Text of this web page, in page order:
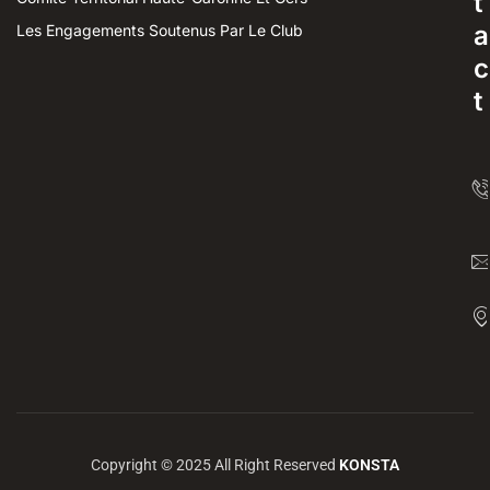
Les Engagements Soutenus Par Le Club
a
c
t
Copyright © 2025 All Right Reserved KONSTA